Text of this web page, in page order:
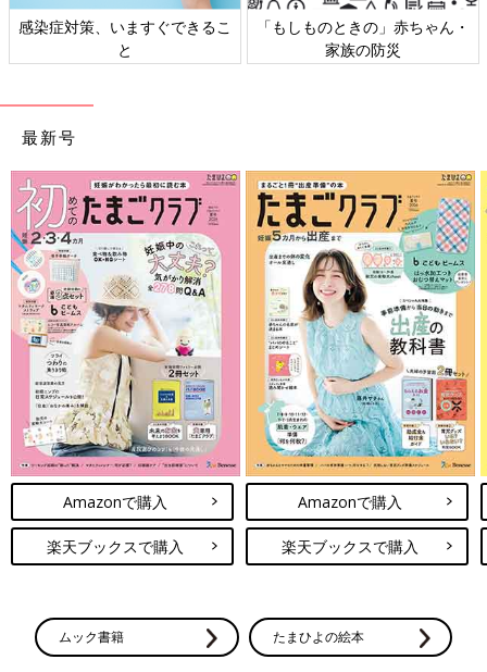
感染症対策、いますぐできるこ
と
「もしものときの」赤ちゃん・
家族の防災
最新号
Amazonで購入
楽天ブックスで購入
Amazonで購入
楽天ブックスで購入
ムック書籍 たまひよの絵本